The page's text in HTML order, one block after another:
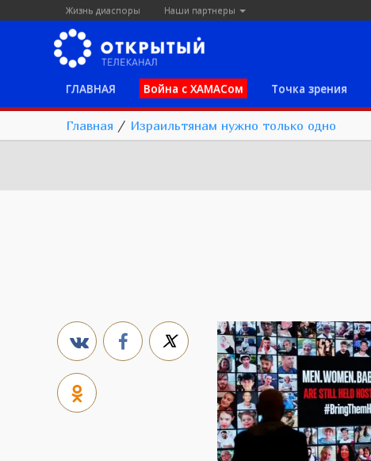
Жизнь диаспоры Наши партнеры
ГЛАВНАЯ Война с ХАМАСом Точка зрения
Главная / Израильтянам нужно только одно